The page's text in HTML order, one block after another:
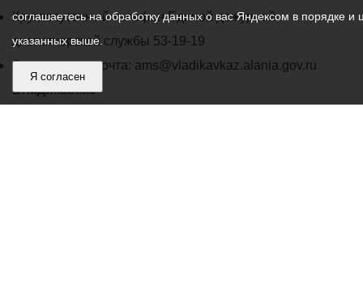
местного
самоуправления
города
Владикавказ:
Круглосуточный телефон Единой дежурной
диспетчерской службы 53-19-19
Электронная почта: ams@vladikavkaz.alania.gov.ru
Владикавказ
соглашаетесь на обработку данных о вас Яндексом в порядке и
указанных выше.
Я согласен